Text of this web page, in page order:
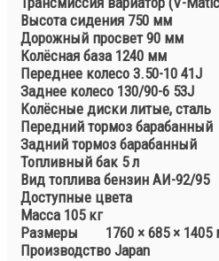
Высота сидения 750 мм
Дорожный просвет 90 мм
Колёсная база 1240 мм
Переднее колесо 3.50-10 41J
Заднее колесо 130/90-6 53J
Колёсные диски литые, сталь
Передний тормоз барабанный
Задний тормоз барабанный
Топливный бак 5 л
Вид топлива бензин АИ-92/95
Доступные цвета
Масса 105 кг
Размеры
1760 × 685 ×
Производство Japan